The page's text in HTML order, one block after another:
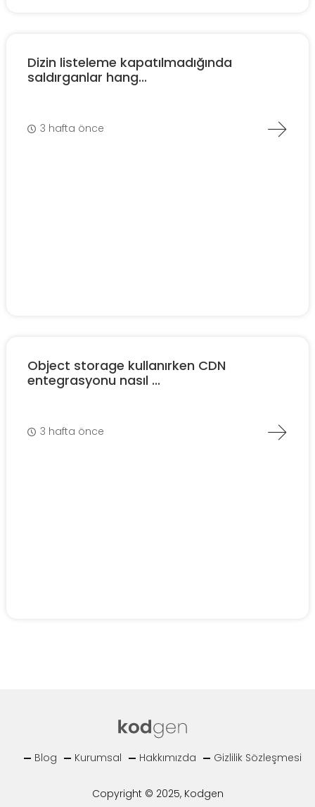
Dizin listeleme kapatılmadığında
saldırganlar hang...
3 hafta önce
Object storage kullanırken CDN
entegrasyonu nasıl ...
3 hafta önce
Blog Kurumsal Hakkımızda Gizlilik Sözleşmesi
Copyright © 2025, Kodgen